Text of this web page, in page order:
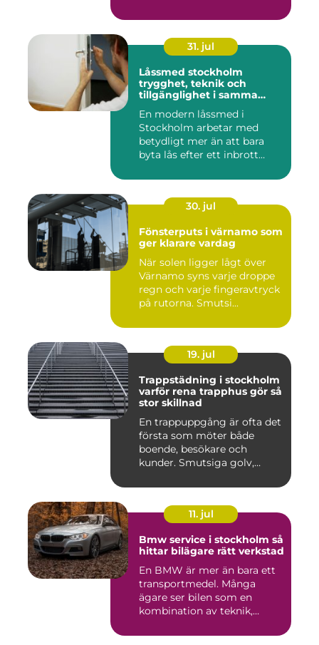
31. jul
Låssmed stockholm
trygghet, teknik och
tillgänglighet i samma
En modern låssmed i
Stockholm arbetar med
betydligt mer än att bara
byta lås efter ett inbrott
30. jul
Fönsterputs i värnamo som
ger klarare vardag
När solen ligger lågt över
Värnamo syns varje droppe
regn och varje fingeravtryck
på rutorna. Smutsi...
19. jul
Trappstädning i stockholm
varför rena trapphus gör så
stor skillnad
En trappuppgång är ofta det
första som möter både
boende, besökare och
kunder. Smutsiga golv,
11. jul
Bmw service i stockholm så
hittar bilägare rätt verkstad
En BMW är mer än bara ett
transportmedel. Många
ägare ser bilen som en
kombination av teknik,